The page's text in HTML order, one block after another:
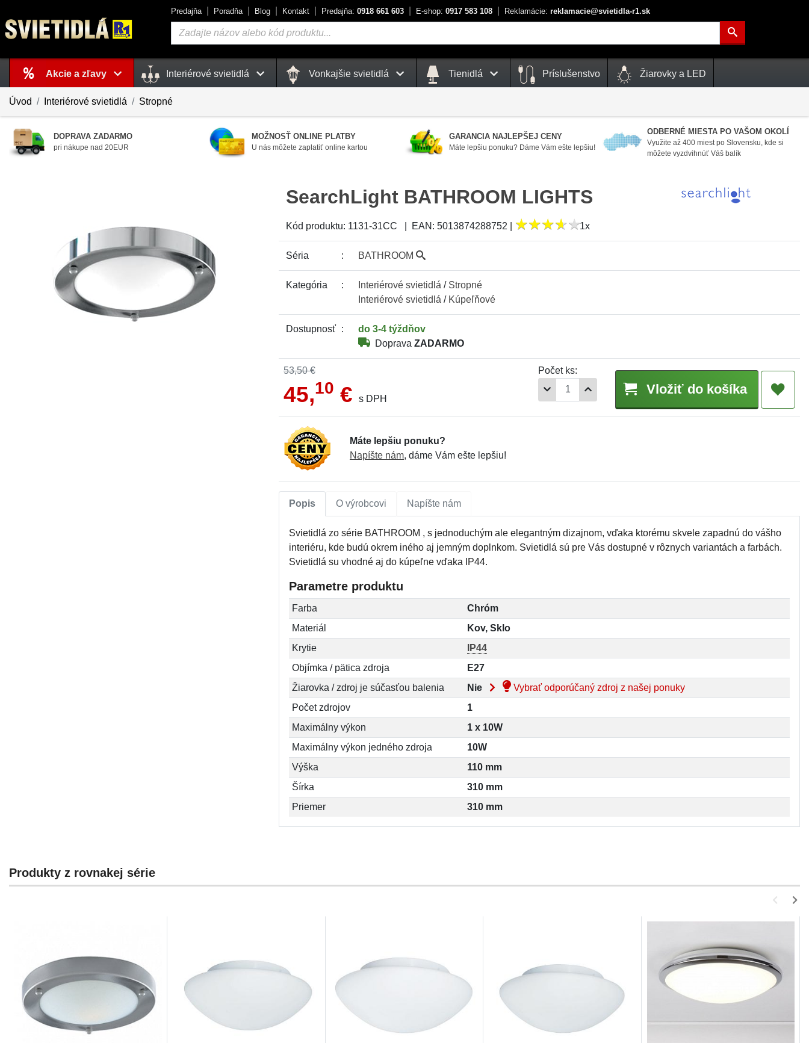
Predajňa Poradňa Blog Kontakt Predajňa: 0918 661 603 E-shop: 0917 583 108 Reklamácie: reklamacie@svietidla-r1.sk
Vyhľadávanie
Košík
je prázdny
Akcie a zľavy Interiérové svietidlá Vonkajšie svietidlá Tienidlá Príslušenstvo Žiarovky a LED
Úvod Interiérové svietidlá Stropné
DOPRAVA ZADARMO
pri nákupe nad 20EUR
MOŽNOSŤ ONLINE PLATBY
U nás môžete zaplatiť online kartou
GARANCIA NAJLEPŠEJ CENY
Máte lepšiu ponuku? Dáme Vám ešte lepšiu!
ODBERNÉ MIESTA PO VAŠOM OKOLÍ
Využite až 400 miest po Slovensku, kde si
môžete vyzdvihnúť Váš balík
SearchLight BATHROOM LIGHTS
Kód produktu: 1131-31CC EAN: 5013874288752 ★★★★★
★★★★★1x
Séria BATHROOM
Kategória Interiérové svietidlá / Stropné
Interiérové svietidlá / Kúpeľňové
Dostupnosť
do 3-4 týždňov
Doprava ZADARMO
53,50 €
45,10 € s DPH
Počet ks:
Vložiť do košíka
Máte lepšiu ponuku?
Napíšte nám, dáme Vám ešte lepšiu!
Popis O výrobcovi Napíšte nám
Svietidlá zo série BATHROOM , s jednoduchým ale elegantným dizajnom, vďaka ktorému skvele zapadnú do vášho
interiéru, kde budú okrem iného aj jemným doplnkom. Svietidlá sú pre Vás dostupné v rôznych variantách a farbách.
Svietidlá su vhodné aj do kúpeľne vďaka IP44.
Parametre produktu
Farba
Chróm
Materiál
Kov, Sklo
Krytie
IP44
Objímka / pätica zdroja
E27
Žiarovka / zdroj je súčasťou balenia
Nie
Vybrať odporúčaný zdroj z našej ponuky
Počet zdrojov
1
Maximálny výkon
1 x 10W
Maximálny výkon jedného zdroja
10W
Výška
110 mm
Šírka
310 mm
Priemer
310 mm
Produkty z rovnakej série